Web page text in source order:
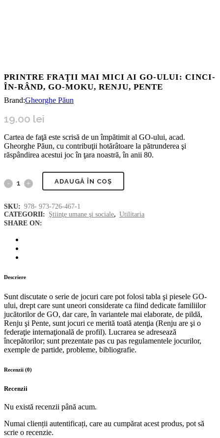
PRINTRE FRAŢII MAI MICI AI GO-ULUI: CINCI-
ÎN-RÂND, GO-MOKU, RENJU, PENTE
Brand:Gheorghe Păun
19.00 lei
Cartea de faţă este scrisă de un împătimit al GO-ului, acad.
Gheorghe Păun, cu contribuţii hotărâtoare la pătrunderea şi
răspândirea acestui joc în ţara noastră, în anii 80.
Printre
mai
mici
GO-
Cinci-
în-
rând,
Pente
ADAUGĂ ÎN COȘ
SKU: 978- 973-726-467-1
CATEGORII: Ştiinţe umane şi sociale, Utilitaria
SHARE ON:
Descriere
Sunt discutate o serie de jocuri care pot folosi tabla şi piesele GO-
ului, drept care sunt uneori considerate ca fiind dedicate familiilor
jucătorilor de GO, dar care, în variantele mai elaborate, de pildă,
Renju şi Pente, sunt jocuri ce merită toată atenţia (Renju are şi o
federaţie internaţională de profil). Lucrarea se adresează
începătorilor; sunt prezentate pas cu pas regulamentele jocurilor,
exemple de partide, probleme, bibliografie.
Recenzii (0)
Recenzii
Nu există recenzii până acum.
Numai clienții autentificați, care au cumpărat acest produs, pot să
scrie o recenzie.